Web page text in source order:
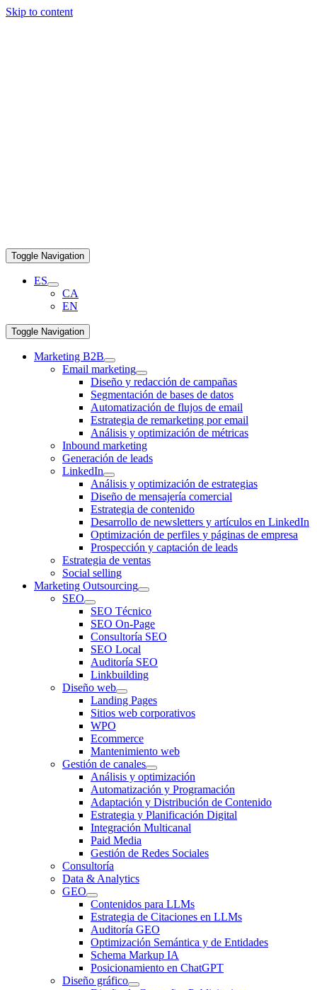
Skip to content
Toggle Navigation
ES
CA
EN
Toggle Navigation
Marketing B2B
Email marketing
Diseño y redacción de campañas
Segmentación de bases de datos
Automatización de flujos de email
Estrategia de remarketing por email
Análisis y optimización de métricas
Inbound marketing
Generación de leads
LinkedIn
Análisis y optimización de estrategias
Diseño de mensajería comercial
Estrategia de contenido
Desarrollo de newsletters y artículos en LinkedIn
Optimización de perfiles y páginas de empresa
Prospección y captación de leads
Estrategia de ventas
Social selling
Marketing Outsourcing
SEO
SEO Técnico
SEO On-Page
Consultoría SEO
SEO Local
Auditoría SEO
Linkbuilding
Diseño web
Landing Pages
Sitios web corporativos
WPO
Ecommerce
Mantenimiento web
Gestión de canales
Análisis y optimización
Automatización y Programación
Adaptación y Distribución de Contenido
Estrategia y Planificación Digital
Integración Multicanal
Paid Media
Gestión de Redes Sociales
Consultoría
Data & Analytics
GEO
Contenidos para LLMs
Estrategia de Citaciones en LLMs
Auditoría GEO
Optimización Semántica y de Entidades
Schema Markup IA
Posicionamiento en ChatGPT
Diseño gráfico